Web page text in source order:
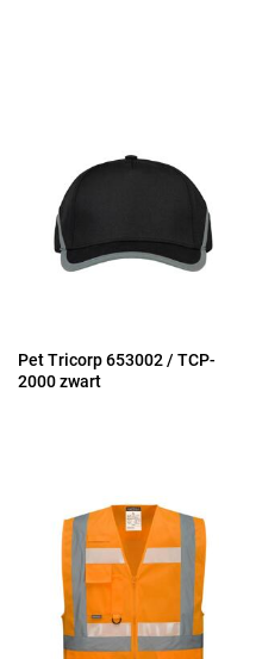
Pet Tricorp 653002 / TCP-
2000 zwart